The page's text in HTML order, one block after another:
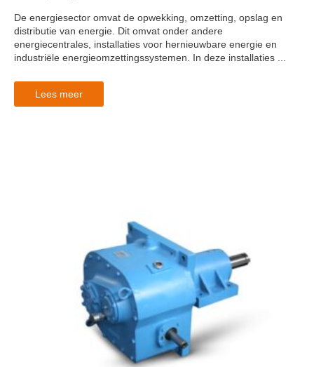
De energiesector omvat de opwekking, omzetting, opslag en
distributie van energie. Dit omvat onder andere
energiecentrales, installaties voor hernieuwbare energie en
industriële energieomzettingssystemen. In deze installaties ...
Lees meer